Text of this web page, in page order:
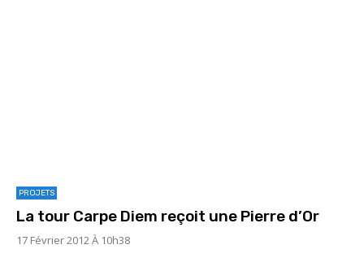
PROJETS
La tour Carpe Diem reçoit une Pierre d’Or
17 Février 2012 À 10h38